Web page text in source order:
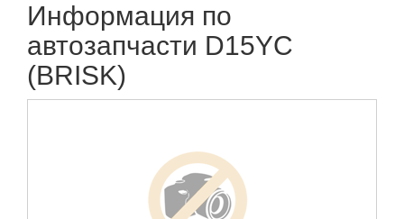
Информация по
автозапчасти D15YC
(BRISK)